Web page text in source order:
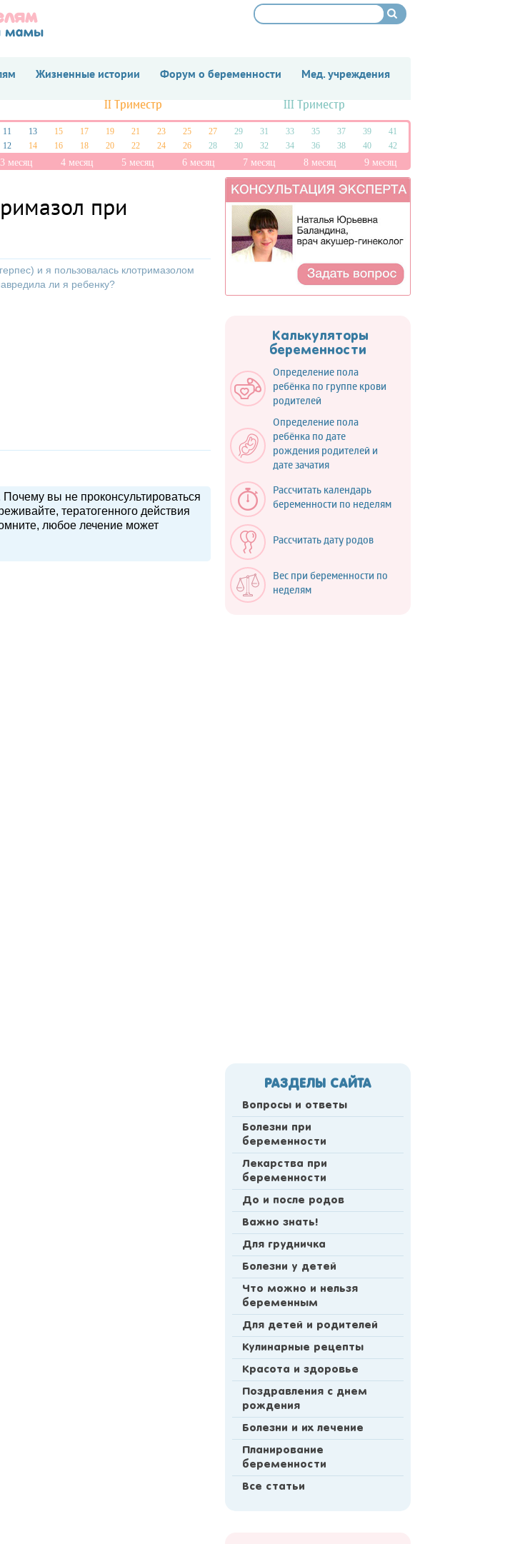
Жизненные истории Форум о беременности Мед. учреждения
II Триместр III Триместр
11 13 15 17 19 21 23 25 27 29 31 33 35 37 39
41
12 14 16 18 20 22 24 26 28 30 32 34 36 38 40 42
3 месяц 4 месяц 5 месяц 6 месяц 7 месяц 8 месяц 9 месяц
при
и я пользовалась клотримазолом
ли я ребенку?
вы не проконсультироваться
тератогенного действия
любое лечение может
Калькуляторы
беременности
Определение пола
ребёнка по группе крови
родителей
Определение пола
ребёнка по дате
рождения родителей и
дате зачатия
Рассчитать календарь
беременности по неделям
Рассчитать дату родов
Вес при беременности по
неделям
РАЗДЕЛЫ САЙТА
Вопросы и ответы
Болезни при
беременности
Лекарства при
беременности
До и после родов
Важно знать!
Для грудничка
Болезни у детей
Что можно и нельзя
беременным
Для детей и родителей
Кулинарные рецепты
Красота и здоровье
Поздравления с днем
рождения
Болезни и их лечение
Планирование
беременности
Все статьи